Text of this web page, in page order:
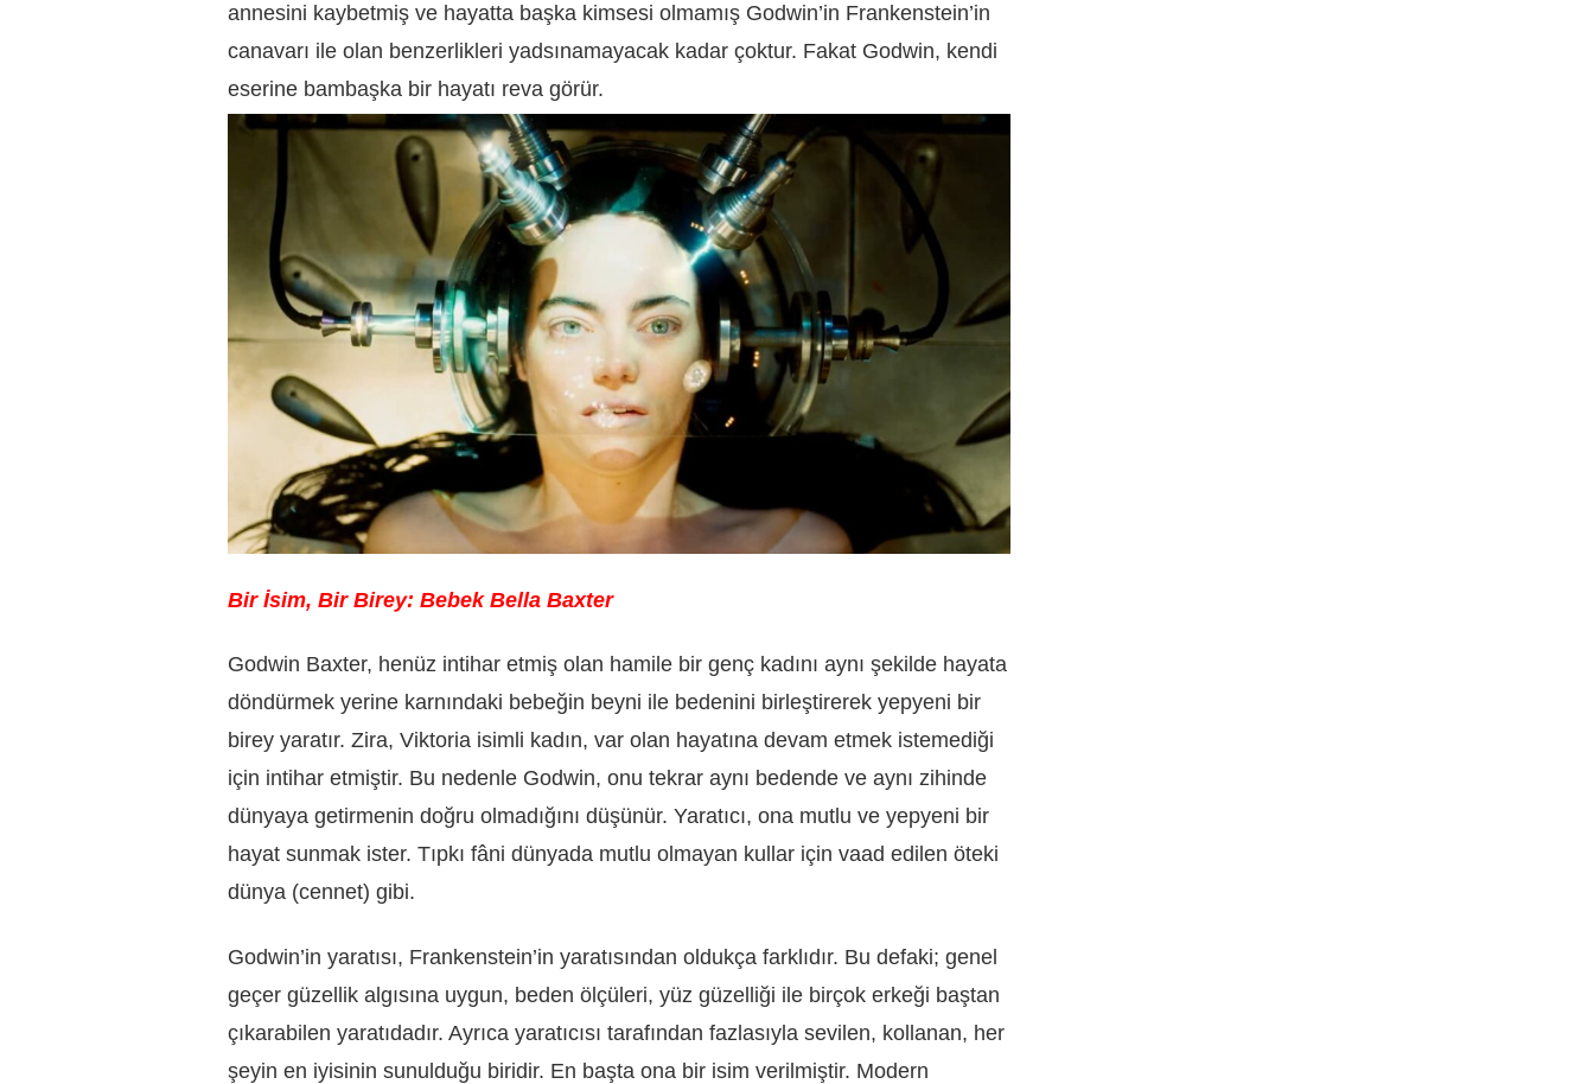
annesini kaybetmiş ve hayatta başka kimsesi olmamış Godwin’in Frankenstein’in
canavarı ile olan benzerlikleri yadsınamayacak kadar çoktur. Fakat Godwin, kendi
eserine bambaşka bir hayatı reva görür.
Bir İsim, Bir Birey: Bebek Bella Baxter
Godwin Baxter, henüz intihar etmiş olan hamile bir genç kadını aynı şekilde hayata
döndürmek yerine karnındaki bebeğin beyni ile bedenini birleştirerek yepyeni bir
birey yaratır. Zira, Viktoria isimli kadın, var olan hayatına devam etmek istemediği
için intihar etmiştir. Bu nedenle Godwin, onu tekrar aynı bedende ve aynı zihinde
dünyaya getirmenin doğru olmadığını düşünür. Yaratıcı, ona mutlu ve yepyeni bir
hayat sunmak ister. Tıpkı fâni dünyada mutlu olmayan kullar için vaad edilen öteki
dünya (cennet) gibi.
Godwin’in yaratısı, Frankenstein’in yaratısından oldukça farklıdır. Bu defaki; genel
geçer güzellik algısına uygun, beden ölçüleri, yüz güzelliği ile birçok erkeği baştan
çıkarabilen yaratıdadır. Ayrıca yaratıcısı tarafından fazlasıyla sevilen, kollanan, her
şeyin en iyisinin sunulduğu biridir. En başta ona bir isim verilmiştir. Modern